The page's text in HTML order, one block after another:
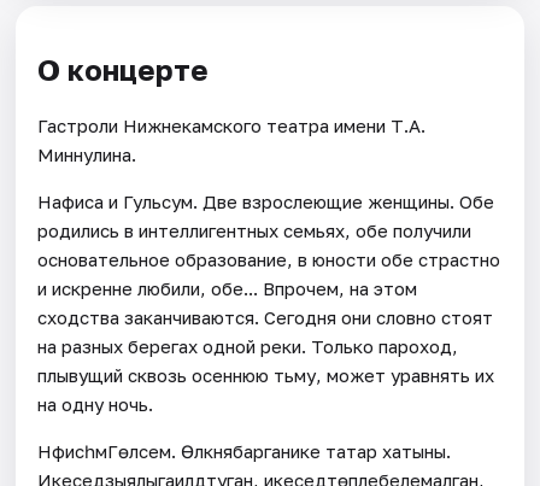
О концерте
Гастроли Нижнекамского театра имени Т.А.
Миннулина.
Нафиса и Гульсум. Две взрослеющие женщины. Обе
родились в интеллигентных семьях, обе получили
основательное образование, в юности обе страстно
и искренне любили, обе... Впрочем, на этом
сходства заканчиваются. Сегодня они словно стоят
на разных берегах одной реки. Только пароход,
плывущий сквозь осеннюю тьму, может уравнять их
на одну ночь.
НәфисәһәмГөлсем. Өлкәнәябарганике татар хатыны.
Икеседәзыялыгаиләдәтуган, икеседәтөплебелемалган,